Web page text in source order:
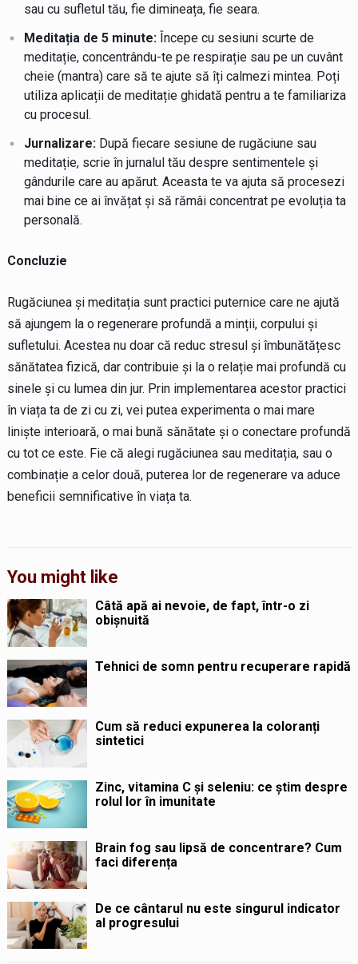
sau cu sufletul tău, fie dimineața, fie seara.
Meditația de 5 minute:Începe cu sesiuni scurte de
meditație, concentrându-te pe respirație sau pe un cuvânt
cheie (mantra) care să te ajute să îți calmezi mintea. Poți
utiliza aplicații de meditație ghidată pentru a te familiariza
cu procesul.
Jurnalizare:După fiecare sesiune de rugăciune sau
meditație, scrie în jurnalul tău despre sentimentele și
gândurile care au apărut. Aceasta te va ajuta să procesezi
mai bine ce ai învățat și să rămâi concentrat pe evoluția ta
personală.
Concluzie
Rugăciunea și meditația sunt practici puternice care ne ajută
să ajungem la o regenerare profundă a minții, corpului și
sufletului. Acestea nu doar că reduc stresul și îmbunătățesc
sănătatea fizică, dar contribuie și la o relație mai profundă cu
sinele și cu lumea din jur. Prin implementarea acestor practici
în viața ta de zi cu zi, vei putea experimenta o mai mare
liniște interioară, o mai bună sănătate și o conectare profundă
cu tot ce este. Fie că alegi rugăciunea sau meditația, sau o
combinație a celor două, puterea lor de regenerare va aduce
beneficii semnificative în viața ta.
You might like
Câtă apă ai nevoie, de fapt, într-o zi
obișnuită
Tehnici de somn pentru recuperare rapidă
Cum să reduci expunerea la coloranți
sintetici
Zinc, vitamina C și seleniu: ce știm despre
rolul lor în imunitate
Brain fog sau lipsă de concentrare? Cum
faci diferența
De ce cântarul nu este singurul indicator
al progresului